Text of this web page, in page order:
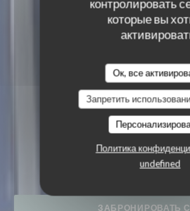
контролировать
которые вы
Ок, все
Запретить
Политика
undefined
LA VIGIE
ПИВНОЙ БАР|
ЗАБРОНИРОВАТЬ